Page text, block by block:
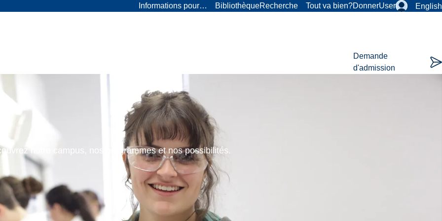
Informations pour… BibliothèqueRecherche Tout va bien?DonnerUser English
Demande
d'admission
notre campus, nos programmes et nos possibilités.